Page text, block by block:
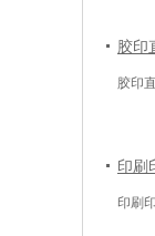
胶印
胶印
印刷
印刷